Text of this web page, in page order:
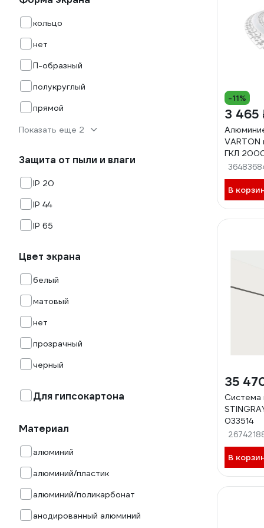
кольцо
нет
П-образный
полукруглый
прямой
Показать еще 2
Защита от пыли и влаги
IP 20
IP 44
IP 65
Цвет экрана
белый
матовый
нет
прозрачный
черный
Для гипсокартона
Материал
алюминий
алюминий/пластик
алюминий/поликарбонат
анодированный алюминий
-11%
3 465
VARTON
ГКЛ
монт.
шир.
В
35
Система
033514
В